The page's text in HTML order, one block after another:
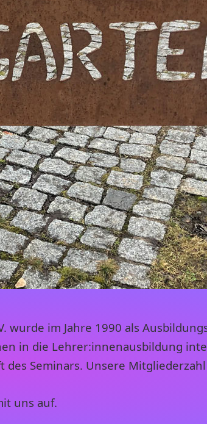
wurde im Jahre 1990 als
in die Lehrer:innenausbildung
Seminars. Unsere
uns auf.